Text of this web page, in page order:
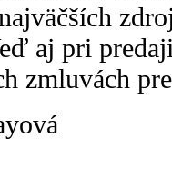
aj pri
zmluvách